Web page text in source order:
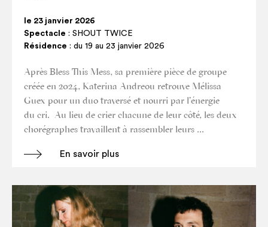
le 23 janvier 2026
Spectacle : SHOUT TWICE
Résidence : du 19 au 23 janvier 2026
Après Bless This Mess, sa pre­mière pièce de groupe
créée en 2024, Kate­ri­na Andreou retrouve Mélis­sa
Guex pour un duo tra­ver­sé et nour­ri par l’énergie
du cri. Au lieu de crier cha­cune de leur côté, les deux
cho­ré­graphes tra­vaillent à ras­sem­bler leurs …
En savoir plus